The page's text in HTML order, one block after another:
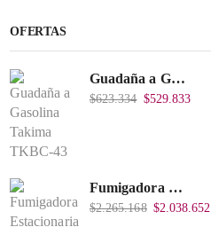
OFERTAS
Guadaña a Gasolina Takima TKBC-43
$623.334 $529.833
Fumigadora Estacionaria Pro 45L Acople Directo con Accesorios
$2.265.168 $2.038.652